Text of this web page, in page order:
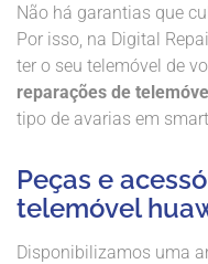
Não há garantias que
Por isso, na Digital
ter o seu telemóvel de
reparações de
tipo de avarias em
Peças e
telemóvel
Disponibilizamos uma